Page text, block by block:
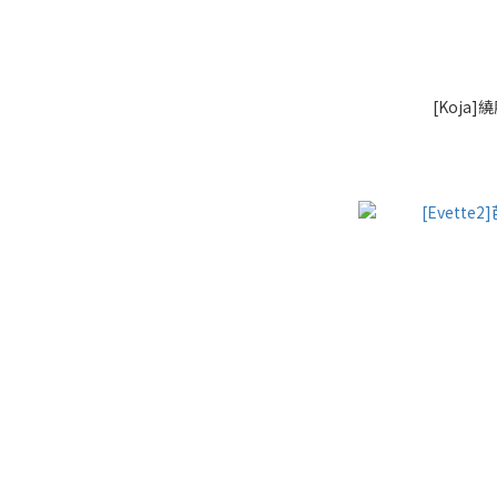
[Koja]繞